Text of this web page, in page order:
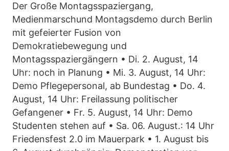
Der Große Montagsspaziergang,
Medienmarschund Montagsdemo durch Berlin
mit gefeierter Fusion von
Demokratiebewegung und
Montagsspaziergängern • Di. 2. August, 14
Uhr: noch in Planung • Mi. 3. August, 14 Uhr:
Demo Pflegepersonal, ab Bundestag • Do. 4.
August, 14 Uhr: Freilassung politischer
Gefangener • Fr. 5. August, 14 Uhr: Demo
Studenten stehen auf • Sa. 06. August.: 14 Uhr
Friedensfest 2.0 im Mauerpark • 1. August bis